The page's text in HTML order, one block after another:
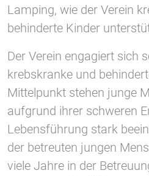
Lamping, wie der Verein
behinderte Kinder
Der Verein engagiert sich
krebskranke und
Mittelpunkt stehen junge
aufgrund ihrer schweren
Lebensführung stark
der betreuten jungen
viele Jahre in der
diesen externen Medien